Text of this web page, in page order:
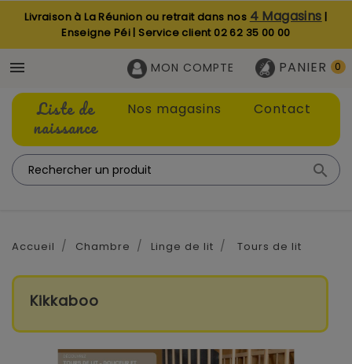
Livraison à La Réunion ou retrait dans nos 4 Magasins |
Enseigne Péi | Service client02 62 35 00 00
 PANIER 0
MON COMPTE
Liste de
naissance
Nos magasins Contact

Accueil Chambre Linge de lit Tours de lit
Kikkaboo